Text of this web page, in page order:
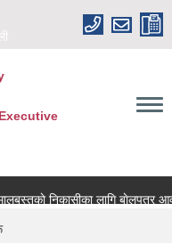
निकासीका लागि बाेलपत्र